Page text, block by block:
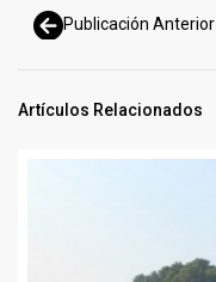
Publicación Anterior
Artículos Relacionados